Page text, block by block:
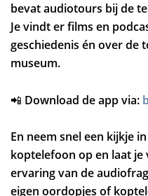
bevat audiotours bij de
Je vindt er films en
geschiedenis én over de
museum.
📲 Download de app via:
En neem snel een kijkje
koptelefoon op en laat
ervaring van de
eigen oordopjes of